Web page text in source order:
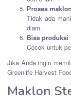
Proses
Tidak ada
diam.
Bisa produksi
Cocok untuk
Jika Anda ingin
Greenlife Harvest
Maklon